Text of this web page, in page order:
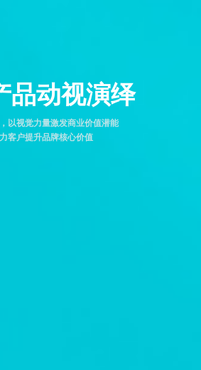
品动视演绎
以视觉力量激发商业价值潜能
客户提升品牌核心价值